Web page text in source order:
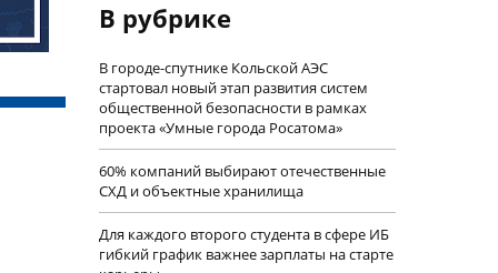
В рубрике
В городе-спутнике Кольской АЭС
стартовал новый этап развития систем
общественной безопасности в рамках
проекта «Умные города Росатома»
60% компаний выбирают отечественные
СХД и объектные хранилища
Для каждого второго студента в сфере ИБ
гибкий график важнее зарплаты на старте